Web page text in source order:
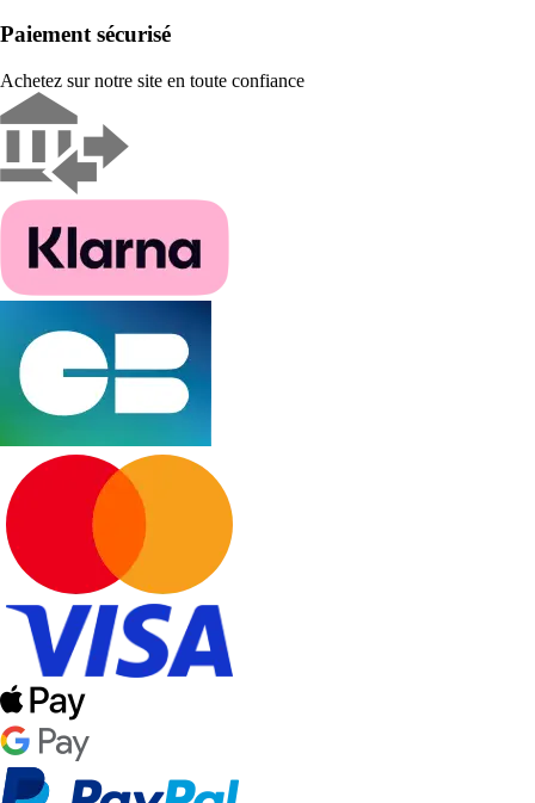
Paiement sécurisé
Achetez sur notre site en toute confiance